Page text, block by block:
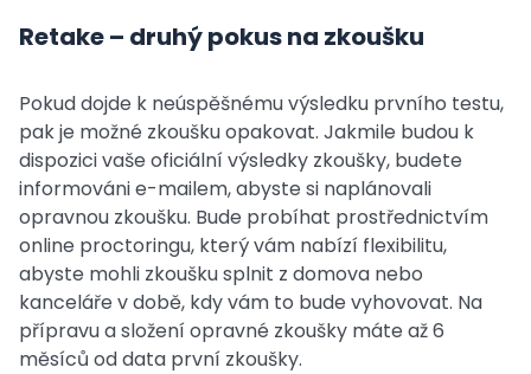
Retake – druhý pokus na zkoušku
Pokud dojde k neúspěšnému výsledku prvního testu,
pak je možné zkoušku opakovat. Jakmile budou k
dispozici vaše oficiální výsledky zkoušky, budete
informováni e-mailem, abyste si naplánovali
opravnou zkoušku. Bude probíhat prostřednictvím
online proctoringu, který vám nabízí flexibilitu,
abyste mohli zkoušku splnit z domova nebo
kanceláře v době, kdy vám to bude vyhovovat. Na
přípravu a složení opravné zkoušky máte až 6
měsíců od data první zkoušky.